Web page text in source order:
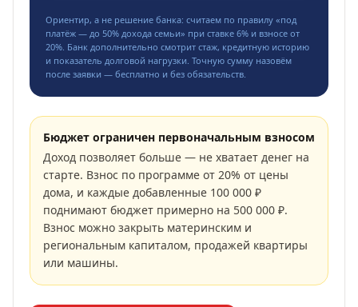
Ориентир, а не решение банка: считаем по правилу «под
платёж — до 50% дохода семьи» при ставке 6% и взносе от
20%. Банк дополнительно смотрит стаж, кредитную историю
и показатель долговой нагрузки. Точную сумму назовём
после заявки — бесплатно и без обязательств.
Бюджет ограничен первоначальным взносом
Доход позволяет больше — не хватает денег на
старте. Взнос по программе от 20% от цены
дома, и каждые добавленные 100 000 ₽
поднимают бюджет примерно на 500 000 ₽.
Взнос можно закрыть материнским и
региональным капиталом, продажей квартиры
или машины.